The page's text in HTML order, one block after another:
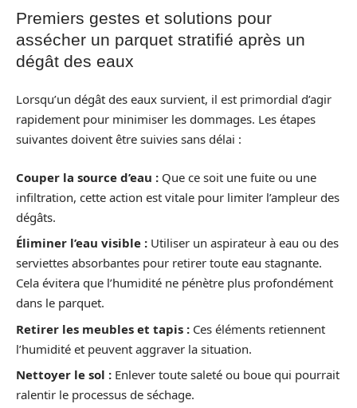
Premiers gestes et solutions pour
assécher un parquet stratifié après un
dégât des eaux
Lorsqu’un dégât des eaux survient, il est primordial d’agir
rapidement pour minimiser les dommages. Les étapes
suivantes doivent être suivies sans délai :
Couper la source d’eau : Que ce soit une fuite ou une
infiltration, cette action est vitale pour limiter l’ampleur des
dégâts.
Éliminer l’eau visible : Utiliser un aspirateur à eau ou des
serviettes absorbantes pour retirer toute eau stagnante.
Cela évitera que l’humidité ne pénètre plus profondément
dans le parquet.
Retirer les meubles et tapis : Ces éléments retiennent
l’humidité et peuvent aggraver la situation.
Nettoyer le sol : Enlever toute saleté ou boue qui pourrait
ralentir le processus de séchage.